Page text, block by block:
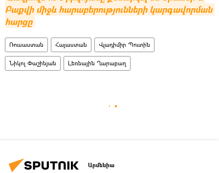
Բաքվի միջև հարաբերությունների կարգավորման
հարցը
Ռուսաստան Հայաստան Վլադիմիր Պուտին
Նիկոլ Փաշինյան Լեռնային Ղարաբաղ
Արմենիա